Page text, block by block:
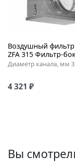
Воздушный
ZFA 315 Фильтр-
Диаметр канала, мм
4 321 ₽
Вы